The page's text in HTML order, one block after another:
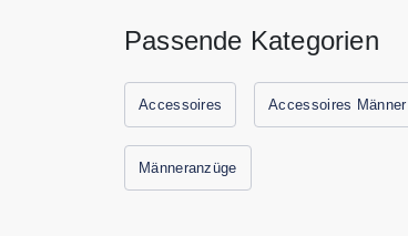
Passende Kategorien
Accessoires Accessoires Männer
Männeranzüge